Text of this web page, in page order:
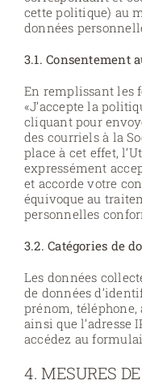
cette politique) au
données
3.1. Consentement
En remplissant les
«J’accepte la
cliquant pour
des courriels à la
place à cet effet,
expressément
et accorde votre
équivoque au
personnelles
3.2. Catégories de
Les données
de données
prénom, téléphone,
ainsi que l’adresse
accédez au
4. MESURES